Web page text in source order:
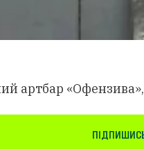
артбар «Офензива»,